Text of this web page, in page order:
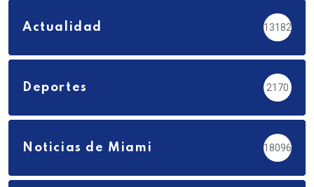
Actualidad 13182
Deportes 2170
Noticias de Miami 18096